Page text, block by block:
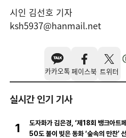
시인 김선호 기자
ksh5937@hanmail.net
카카오톡 페이스북 트위터
실시간 인기 기사
1
도자화가 김은경, ‘제18회 뱅크아트
50도 불이 빚은 동화 ‘숲속의 만찬’